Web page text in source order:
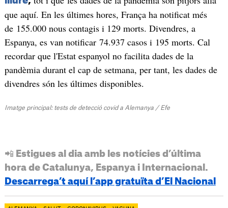
que aquí. En les últimes hores, França ha notificat més
de 155.000 nous contagis i 129 morts. Divendres, a
Espanya, es van notificar 74.937 casos i 195 morts. Cal
recordar que l'Estat espanyol no facilita dades de la
pandèmia durant el cap de setmana, per tant, les dades de
divendres són les últimes disponibles.
Imatge principal: tests de detecció covid a Alemanya / Efe
📲 Estigues al dia amb les notícies d’última
hora de Catalunya, Espanya i Internacional.
Descarrega’t aquí l’app gratuïta d’El Nacional